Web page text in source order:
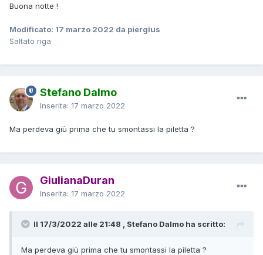
Buona notte !
Modificato: 17 marzo 2022 da piergius
Saltato riga
Stefano Dalmo
Inserita: 17 marzo 2022
Ma perdeva giù prima che tu smontassi la piletta ?
GiulianaDuran
Inserita: 17 marzo 2022
Il 17/3/2022 alle 21:48 , Stefano Dalmo ha scritto:
Ma perdeva giù prima che tu smontassi la piletta ?